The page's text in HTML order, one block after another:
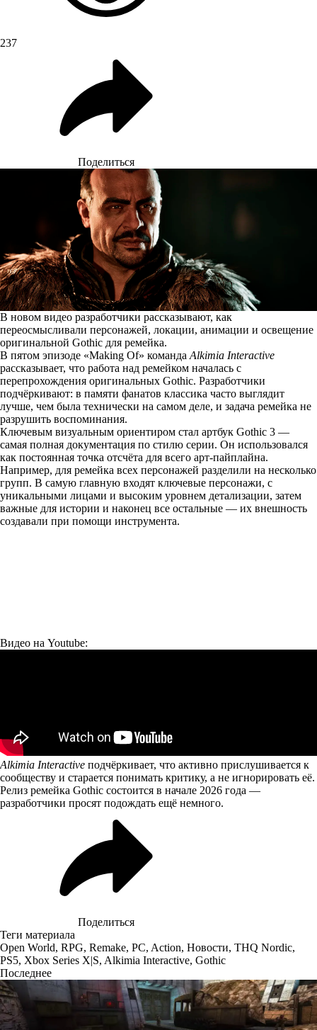
237
Поделиться
В новом видео разработчики рассказывают, как
переосмысливали персонажей, локации, анимации и освещение
оригинальной Gothic для ремейка.
В пятом эпизоде «Making Of» команда Alkimia Interactive
рассказывает, что работа над ремейком началась с
перепрохождения оригинальных Gothic. Разработчики
подчёркивают: в памяти фанатов классика часто выглядит
лучше, чем была технически на самом деле, и задача ремейка не
разрушить воспоминания.
Ключевым визуальным ориентиром стал артбук Gothic 3 —
самая полная документация по стилю серии. Он использовался
как постоянная точка отсчёта для всего арт-пайплайна.
Например, для ремейка всех персонажей разделили на несколько
групп. В самую главную входят ключевые персонажи, с
уникальными лицами и высоким уровнем детализации, затем
важные для истории и наконец все остальные — их внешность
создавали при помощи инструмента.
Видео на Youtube:
Alkimia Interactive подчёркивает, что активно прислушивается к
сообществу и старается понимать критику, а не игнорировать её.
Релиз ремейка Gothic состоится в начале 2026 года —
разработчики просят подождать ещё немного.
Поделиться
Теги материала
Open World, RPG, Remake, PC, Action, Новости, THQ Nordic,
PS5, Xbox Series X|S, Alkimia Interactive, Gothic
Последнее